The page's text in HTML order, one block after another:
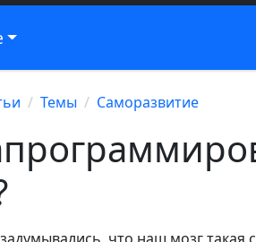
Темы Саморазвитие